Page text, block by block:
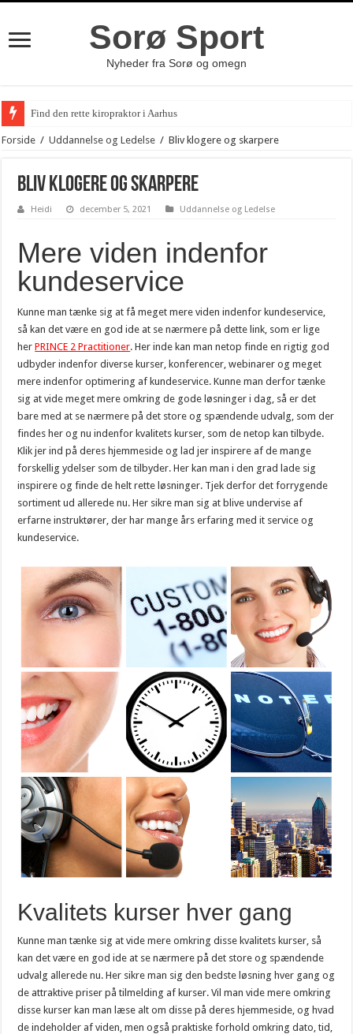
Sorø Sport
Nyheder fra Sorø og omegn
Find den rette kiropraktor i Aarhus
Forside / Uddannelse og Ledelse / Bliv klogere og skarpere
Bliv klogere og skarpere
Heidi december 5, 2021 Uddannelse og Ledelse
Mere viden indenfor
kundeservice
Kunne man tænke sig at få meget mere viden indenfor kundeservice,
så kan det være en god ide at se nærmere på dette link, som er lige
herPRINCE 2 Practitioner. Her inde kan man netop finde en rigtig god
udbyder indenfor diverse kurser, konferencer, webinarer og meget
mere indenfor optimering af kundeservice. Kunne man derfor tænke
sig at vide meget mere omkring de gode løsninger i dag, så er det
bare med at se nærmere på det store og spændende udvalg, som der
findes her og nu indenfor kvalitets kurser, som de netop kan tilbyde.
Klik jer ind på deres hjemmeside og lad jer inspirere af de mange
forskellig ydelser som de tilbyder. Her kan man i den grad lade sig
inspirere og finde de helt rette løsninger. Tjek derfor det forrygende
sortiment ud allerede nu. Her sikre man sig at blive undervise af
erfarne instruktører, der har mange års erfaring med it service og
kundeservice.
Kvalitets kurser hver gang
Kunne man tænke sig at vide mere omkring disse kvalitets kurser, så
kan det være en god ide at se nærmere på det store og spændende
udvalg allerede nu. Her sikre man sig den bedste løsning hver gang og
de attraktive priser på tilmelding af kurser. Vil man vide mere omkring
disse kurser kan man læse alt om disse på deres hjemmeside, og hvad
de indeholder af viden, men også praktiske forhold omkring dato, tid,